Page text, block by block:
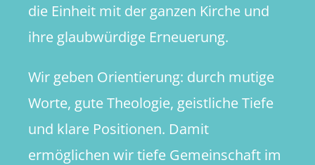
die Einheit mit der ganzen Kirche und
ihre glaubwürdige Erneuerung.
Wir geben Orientierung: durch mutige
Worte, gute Theologie, geistliche Tiefe
und klare Positionen. Damit
ermöglichen wir tiefe Gemeinschaft im